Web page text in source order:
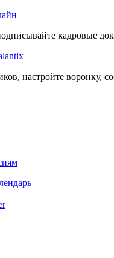
кадровые
настройте воронку,